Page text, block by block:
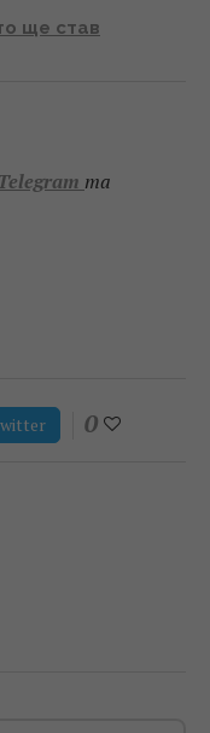
ще став
Telegram та
0